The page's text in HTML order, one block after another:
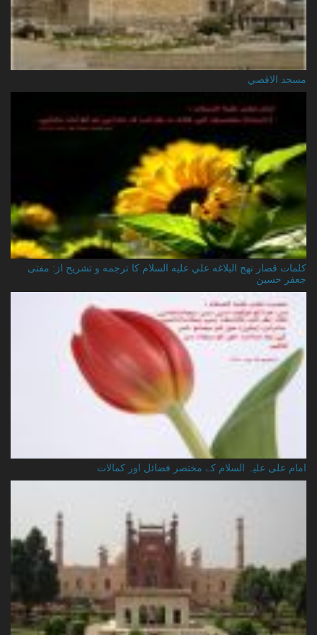
مسجد الاقصي
کلمات قصار نهج البلاغه علي عليه السلام کا ترجمه و تشریح از: مفتی
جعفر حسین
امام علی علیہ السلام کے مختصر فضائل اور کمالات